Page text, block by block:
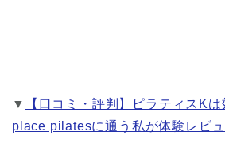
▼
【口コミ・評判】ピラティスK
place pilatesに通う私が体験レビ